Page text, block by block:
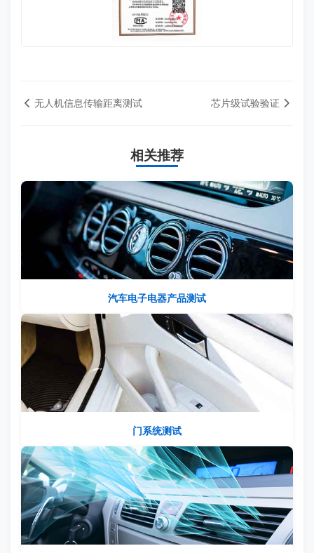
无人机信息传输距离测试 芯片级试验验证
相关推荐
汽车电子电器产品测试
门系统测试